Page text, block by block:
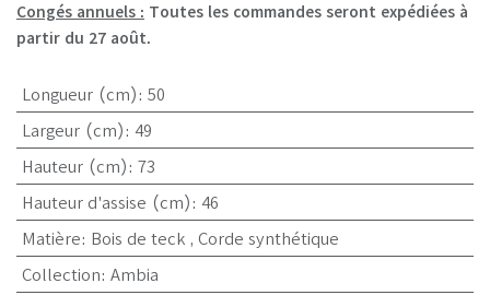
Congés annuels : Toutes les commandes seront expédiées à
partir du 27 août.
Longueur (cm): 50
Largeur (cm): 49
Hauteur (cm): 73
Hauteur d'assise (cm): 46
Matière: Bois de teck, Corde synthétique
Collection: Ambia